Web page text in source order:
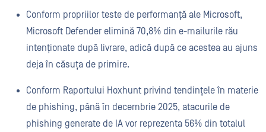
Conform propriilor teste de performanță ale Microsoft,
Microsoft Defender elimină 70,8% din e-mailurile rău
intenționate după livrare, adică după ce acestea au ajuns
deja în căsuța de primire.
Conform Raportului Hoxhunt privind tendințele în materie
de phishing, până în decembrie 2025, atacurile de
phishing generate de IA vor reprezenta 56% din totalul